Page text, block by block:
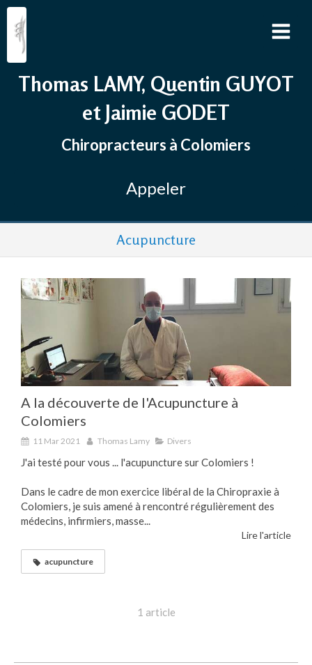
Thomas LAMY, Quentin GUYOT
et Jaimie GODET
Chiropracteurs à Colomiers
Appeler
Acupuncture
A la découverte de l'Acupuncture à
Colomiers
11 Mar 2021 Thomas Lamy Divers
J'ai testé pour vous ... l'acupuncture sur Colomiers !
Dans le cadre de mon exercice libéral de la Chiropraxie à
Colomiers, je suis amené à rencontré régulièrement des
médecins, infirmiers, masse...
Lire l'article
acupuncture
1 article